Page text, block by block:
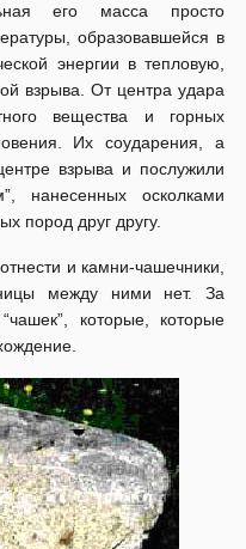
его масса просто
образовавшейся в
энергии в тепловую,
взрыва. От центра удара
вещества и горных
Их соударения, а
взрыва и послужили
нанесенных осколками
пород друг другу.
и камни-чашечники,
между ними нет. За
которые, которые